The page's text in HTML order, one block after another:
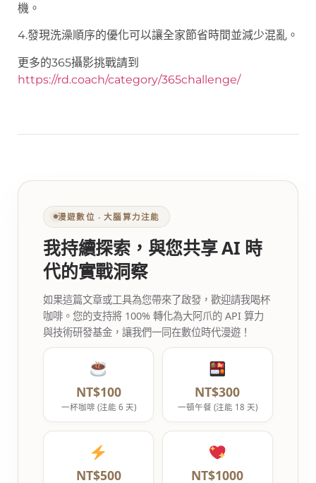
機。
4.發現洗澡順序的優化可以讓全家節省時間並減少混亂。
更多的365攝影挑戰請到
https://rd.coach/category/365challenge/
漫遊數位 ‧ 大腦算力注能
我持續探索，與您共享 AI 時
代的實戰洞察
如果這篇文章或工具為您帶來了啟發，歡迎請我喝杯
咖啡。您的支持將 100% 轉化為大阿爪的 API 算力
與技術研發基金，讓我們一同在數位時代漫遊！
NT$100
一杯咖啡 (注能 6 天)
NT$300
一頓午餐 (注能 18 天)
NT$500 NT$1000